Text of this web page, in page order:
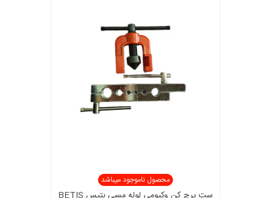
محصول ناموجود میباشد